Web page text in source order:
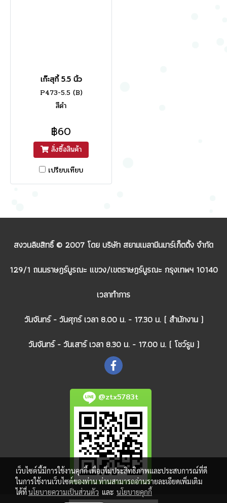
เก๊ะสุกี้ 5.5 นิ้ว
P473-5.5 (B)
สีดำ
฿60
สั่งซื้อสินค้า
เปรียบเทียบ
สงวนลิขสิทธิ์ © 2007 โดย บริษัท สยามเมลามีนมาร์เก็ตติ้ง จำกัด
129/1 ถนนราษฎร์บูรณะ แขวง/เขตราษฎร์บูรณะ กรุงเทพฯ 10140
เวลาทำการ
วันจันทร์ - วันศุกร์ เวลา 8.00 น. - 17.30 น. ( สำนักงาน )
วันจันทร์ - วันเสาร์ เวลา 8.30 น. - 17.00 น. ( โชว์รูม )
@ztx5783t
เว็บไซต์นี้มีการใช้งานคุกกี้ เพื่อเพิ่มประสิทธิภาพและประสบการณ์ที่ดี
ในการใช้งานเว็บไซต์ของท่าน ท่านสามารถอ่านรายละเอียดเพิ่มเติม
ได้ที่นโยบายความเป็นส่วนตัว และ นโยบายคุกกี้